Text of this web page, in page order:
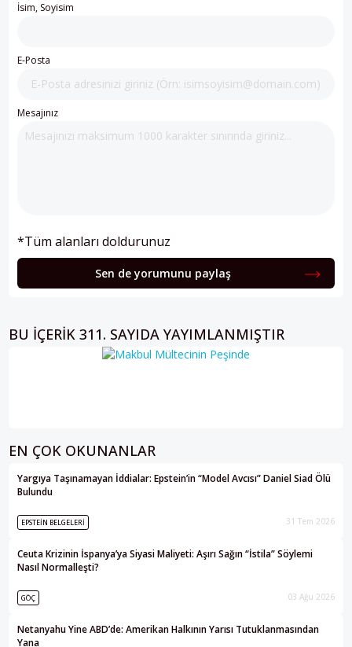
İsim, Soyisim
E-Posta
Mesajınız
*Tüm alanları doldurunuz
Sen de yorumunu paylaş
BU IÇERIK 311. SAYIDA YAYIMLANMIŞTIR
EN ÇOK OKUNANLAR
Yargıya Taşınamayan İddialar: Epstein’in “Model Avcısı” Daniel Siad Ölü
Bulundu
EPSTEIN BELGELERI 31 Tem 2026
Ceuta Krizinin İspanya’ya Siyasi Maliyeti: Aşırı Sağın “İstila” Söylemi
Nasıl Normalleşti?
GÖÇ 03 Ağu 2026
Netanyahu Yine ABD’de: Amerikan Halkının Yarısı Tutuklanmasından
Yana